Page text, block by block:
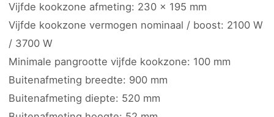
Vijfde kookzone afmeting: 230 x 195 mm
Vijfde kookzone vermogen nominaal / boost: 2100 W
/ 3700 W
Minimale pangrootte vijfde kookzone: 100 mm
Buitenafmeting breedte: 900 mm
Buitenafmeting diepte: 520 mm